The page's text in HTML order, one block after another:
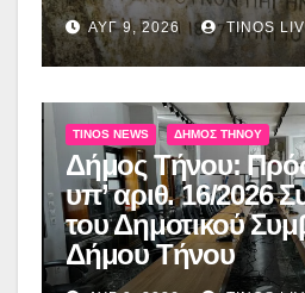
ΑΥΓ 9, 2026 TINOS
TINOS NEWS ΔΉΜΟΣ ΤΉΝΟΥ
Δήμος Τήνου:
υπ’ αριθ. 16/2026
του Δημοτικού
Δήμου Τήνου